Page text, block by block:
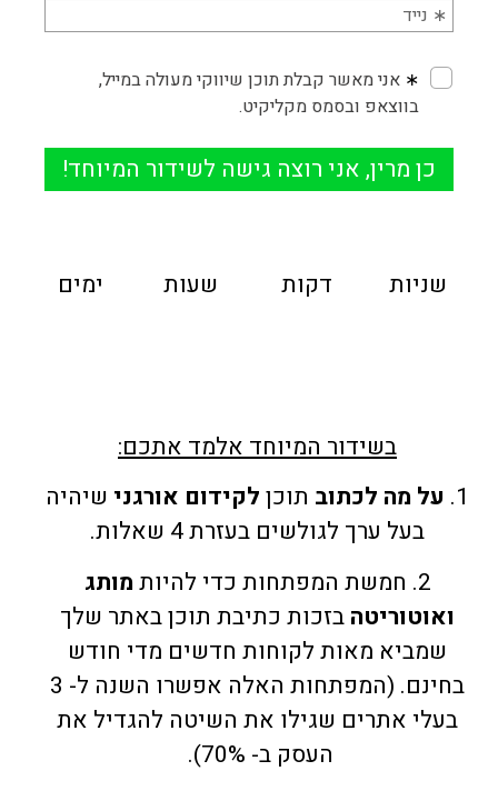
ימים שעות דקות שניות
בשידור המיוחד אלמד אתכם:
1. על מה לכתוב תוכןלקידום אורגני שיהיה
בעל ערך לגולשים בעזרת 4 שאלות.
2. חמשת המפתחות כדי להיות
מותג
ואוטוריטהבזכות כתיבת תוכן באתר שלך
שמביא מאות לקוחות חדשים מדי חודש
בחינם. (המפתחות האלה אפשרו השנה ל- 3
בעלי אתרים שגילו את השיטה להגדיל את
העסק ב- 70%).